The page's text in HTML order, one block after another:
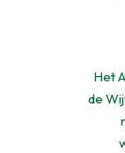
Het
de